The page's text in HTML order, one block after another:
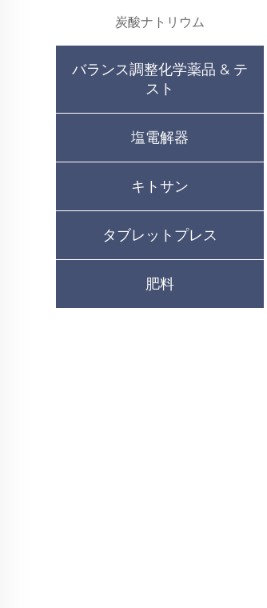
炭酸ナトリウム
バランス調整化学薬品 & テ
スト
塩電解器
キトサン
タブレットプレス
肥料